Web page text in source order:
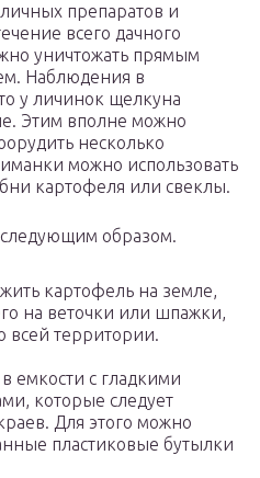
препаратов и
всего дачного
уничтожать прямым
Наблюдения в
у личинок щелкуна
Этим вполне можно
несколько
можно использовать
картофеля или свеклы.
образом.
картофель на земле,
на веточки или шпажки,
всей территории.
емкости с гладкими
которые следует
Для этого можно
пластиковые бутылки